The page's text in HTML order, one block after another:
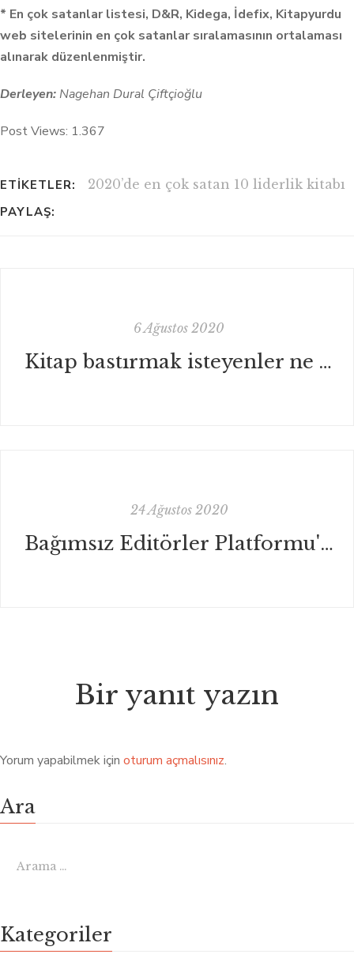
* En çok satanlar listesi, D&R, Kidega, İdefix, Kitapyurdu
web sitelerinin en çok satanlar sıralamasının ortalaması
alınarak düzenlenmiştir.
Derleyen: Nagehan Dural Çiftçioğlu
Post Views: 1.367
ETIKETLER:
2020’de en çok satan 10 liderlik kitabı
PAYLAŞ:
6 Ağustos 2020
Kitap bastırmak isteyenler ne yapmalı?
24 Ağustos 2020
Bağımsız Editörler Platformu'nda çocuk kitapları editörlüğü
Bir yanıt yazın
Yorum yapabilmek için oturum açmalısınız.
Ara
Kategoriler